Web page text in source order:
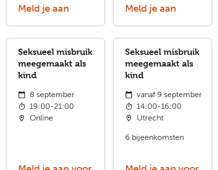
Meld je aan Meld je aan
Seksueel misbruik
meegemaakt als
kind
8 september
19:00-21:00
Online
Seksueel misbruik
meegemaakt als
kind
vanaf 9 september
14:00-16:00
Utrecht
6 bijeenkomsten